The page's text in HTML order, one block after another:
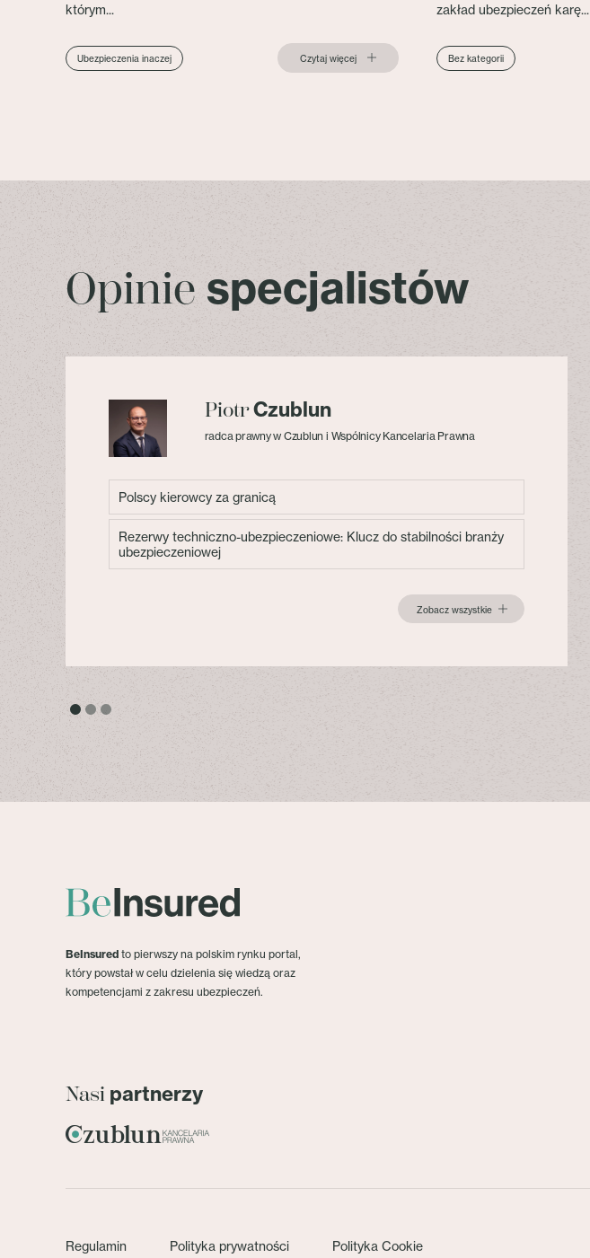
którym...
Ubezpieczenia inaczej Czytaj więcej
zakład ubezpieczeń karę...
Bez kategorii
Opinie specjalistów
PiotrCzublun
radca prawny w Czublun i Wspólnicy Kancelaria Prawna
Polscy kierowcy za granicą
Rezerwy techniczno-ubezpieczeniowe: Klucz do stabilności branży
ubezpieczeniowej
Zobacz wszystkie
BeInsured to pierwszy na polskim rynku portal,
który powstał w celu dzielenia się wiedzą oraz
kompetencjami z zakresu ubezpieczeń.
Nasi partnerzy
Regulamin Polityka prywatności Polityka Cookie